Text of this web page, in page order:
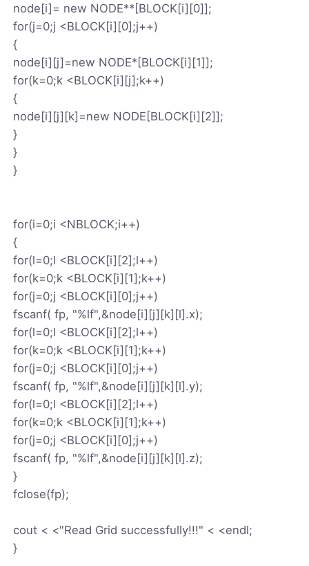
node[i]= new NODE**[BLOCK[i][0]];
for(j=0;j <BLOCK[i][0];j++)
{
node[i][j]=new NODE*[BLOCK[i][1]];
for(k=0;k <BLOCK[i][j];k++)
{
node[i][j][k]=new NODE[BLOCK[i][2]];
}
}
}
for(i=0;i <NBLOCK;i++)
{
for(l=0;l <BLOCK[i][2];l++)
for(k=0;k <BLOCK[i][1];k++)
for(j=0;j <BLOCK[i][0];j++)
fscanf( fp, "%lf",&node[i][j][k][l].x);
for(l=0;l <BLOCK[i][2];l++)
for(k=0;k <BLOCK[i][1];k++)
for(j=0;j <BLOCK[i][0];j++)
fscanf( fp, "%lf",&node[i][j][k][l].y);
for(l=0;l <BLOCK[i][2];l++)
for(k=0;k <BLOCK[i][1];k++)
for(j=0;j <BLOCK[i][0];j++)
fscanf( fp, "%lf",&node[i][j][k][l].z);
}
fclose(fp);
cout < <"Read Grid successfully!!!" < <endl;
}